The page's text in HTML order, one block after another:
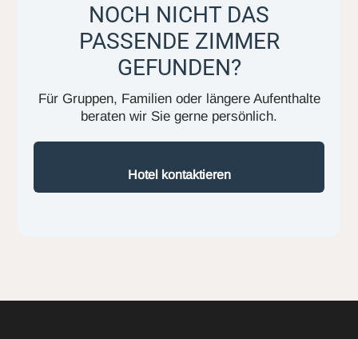
NOCH NICHT DAS
PASSENDE ZIMMER
GEFUNDEN?
Für Gruppen, Familien oder längere Aufenthalte
beraten wir Sie gerne persönlich.
Hotel kontaktieren